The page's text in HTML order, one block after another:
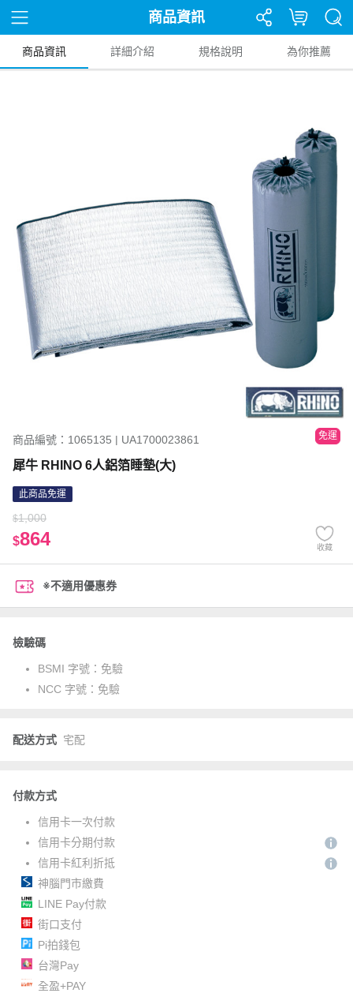
商品資訊
商品資訊 詳細介紹 規格說明 為你推薦
商品編號：1065135 | UA1700023861 免運
犀牛 RHINO 6人鋁箔睡墊(大)
此商品免運
$1,000
$864 收藏
※不適用優惠券
檢驗碼
BSMI 字號： 免驗
NCC 字號： 免驗
配送方式 宅配
付款方式
信用卡一次付款
信用卡分期付款
信用卡紅利折抵
神腦門市繳費
LINE Pay付款
街口支付
Pi拍錢包
台灣Pay
全盈+PAY